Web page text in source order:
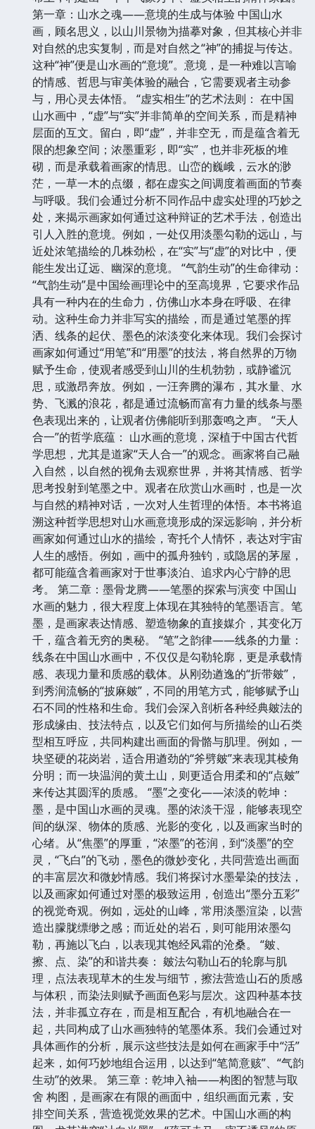
第一章：山水之魂——意境的生成与体验 中国山水
画，顾名思义，以山川景物为描摹对象，但其核心并非
对自然的忠实复制，而是对自然之“神”的捕捉与传达。
这种“神”便是山水画的“意境”。意境，是一种难以言喻
的情感、哲思与审美体验的融合，它需要观者主动参
与，用心灵去体悟。 “虚实相生”的艺术法则： 在中国
山水画中，“虚”与“实”并非简单的空间关系，而是精神
层面的互文。留白，即“虚”，并非空无，而是蕴含着无
限的想象空间；浓墨重彩，即“实”，也并非死板的堆
砌，而是承载着画家的情思。山峦的巍峨，云水的渺
茫，一草一木的点缀，都在虚实之间调度着画面的节奏
与呼吸。我们会通过分析不同作品中虚实处理的巧妙之
处，来揭示画家如何通过这种辩证的艺术手法，创造出
引人入胜的意境。例如，一处仅用淡墨勾勒的远山，与
近处浓笔描绘的几株劲松，在“实”与“虚”的对比中，便
能生发出辽远、幽深的意境。 “气韵生动”的生命律动：
“气韵生动”是中国绘画理论中的至高境界，它要求作品
具有一种内在的生命力，仿佛山水本身在呼吸、在律
动。这种生命力并非写实的描绘，而是通过笔墨的挥
洒、线条的起伏、墨色的浓淡变化来体现。我们会探讨
画家如何通过“用笔”和“用墨”的技法，将自然界的万物
赋予生命，使观者感受到山川的生机勃勃，或静谧沉
思，或激昂奔放。例如，一汪奔腾的瀑布，其水量、水
势、飞溅的浪花，都是通过流畅而富有力量的线条与墨
色表现出来的，让观者仿佛能听到那轰鸣之声。 “天人
合一”的哲学底蕴： 山水画的意境，深植于中国古代哲
学思想，尤其是道家“天人合一”的观念。画家将自己融
入自然，以自然的视角去观察世界，并将其情感、哲学
思考投射到笔墨之中。观者在欣赏山水画时，也是一次
与自然的精神对话，一次对人生哲理的体悟。本书将追
溯这种哲学思想对山水画意境形成的深远影响，并分析
画家如何通过山水的描绘，寄托个人情怀，表达对宇宙
人生的感悟。例如，画中的孤舟独钓，或隐居的茅屋，
都可能蕴含着画家对于世事淡泊、追求内心宁静的思
考。 第二章：墨骨龙腾——笔墨的探索与演变 中国山
水画的魅力，很大程度上体现在其独特的笔墨语言。笔
墨，是画家表达情感、塑造物象的直接媒介，其变化万
千，蕴含着无穷的奥秘。 “笔”之韵律——线条的力量：
线条在中国山水画中，不仅仅是勾勒轮廓，更是承载情
感、表现力量和质感的载体。从刚劲遒逸的“折带皴”，
到秀润流畅的“披麻皴”，不同的用笔方式，能够赋予山
石不同的性格和生命。我们会深入剖析各种经典皴法的
形成缘由、技法特点，以及它们如何与所描绘的山石类
型相互呼应，共同构建出画面的骨骼与肌理。例如，一
块坚硬的花岗岩，适合用遒劲的“斧劈皴”来表现其棱角
分明；而一块温润的黄土山，则更适合用柔和的“点皴”
来传达其圆浑的质感。 “墨”之变化——浓淡的乾坤：
墨，是中国山水画的灵魂。墨的浓淡干湿，能够表现空
间的纵深、物体的质感、光影的变化，以及画家当时的
心绪。从“焦墨”的厚重，“浓墨”的苍润，到“淡墨”的空
灵，“飞白”的飞动，墨色的微妙变化，共同营造出画面
的丰富层次和微妙情感。我们将探讨水墨晕染的技法，
以及画家如何通过对墨的极致运用，创造出“墨分五彩”
的视觉奇观。例如，远处的山峰，常用淡墨渲染，以营
造出朦胧缥缈之感；而近处的岩石，则可能用浓墨勾
勒，再施以飞白，以表现其饱经风霜的沧桑。 “皴、
擦、点、染”的和谐共奏： 皴法勾勒山石的轮廓与肌
理，点法表现草木的生发与细节，擦法营造山石的质感
与体积，而染法则赋予画面色彩与层次。这四种基本技
法，并非孤立存在，而是相互配合，有机地融合在一
起，共同构成了山水画独特的笔墨体系。我们会通过对
具体画作的分析，展示这些技法是如何在画家手中“活”
起来，如何巧妙地组合运用，以达到“笔简意赅”、“气韵
生动”的效果。 第三章：乾坤入袖——构图的智慧与取
舍 构图，是画家在有限的画面中，组织画面元素，安
排空间关系，营造视觉效果的艺术。中国山水画的构